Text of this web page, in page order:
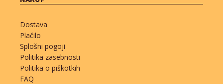
Dostava
Plačilo
Splošni pogoji
Politika zasebnosti
Politika o piškotkih
FAQ